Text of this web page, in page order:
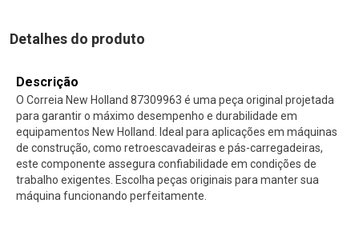
Detalhes do produto
Descrição
O Correia New Holland 87309963 é uma peça original projetada
para garantir o máximo desempenho e durabilidade em
equipamentos New Holland. Ideal para aplicações em máquinas
de construção, como retroescavadeiras e pás-carregadeiras,
este componente assegura confiabilidade em condições de
trabalho exigentes. Escolha peças originais para manter sua
máquina funcionando perfeitamente.